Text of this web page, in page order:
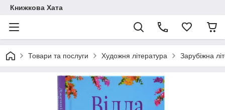
Книжкова Хата
Товари та послуги Художня література Зарубіжна